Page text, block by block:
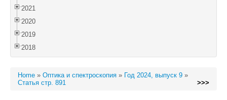
2021
2020
2019
2018
Home » Оптика и спектроскопия » Год 2024, выпуск 9 »
Статья стр. 891
>>>